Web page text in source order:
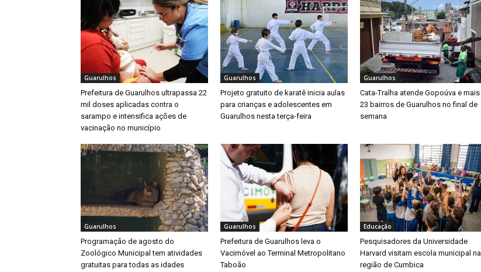
Guarulhos
Prefeitura de Guarulhos ultrapassa 22
mil doses aplicadas contra o
sarampo e intensifica ações de
vacinação no município
Guarulhos
Projeto gratuito de karatê inicia aulas
para crianças e adolescentes em
Guarulhos nesta terça-feira
Guarulhos
Cata-Tralha atende Gopoúva e mais
23 bairros de Guarulhos no final de
semana
Guarulhos
Programação de agosto do
Zoológico Municipal tem atividades
gratuitas para todas as idades
Guarulhos
Prefeitura de Guarulhos leva o
Vacimóvel ao Terminal Metropolitano
Taboão
Educação
Pesquisadores da Universidade
Harvard visitam escola municipal na
região de Cumbica